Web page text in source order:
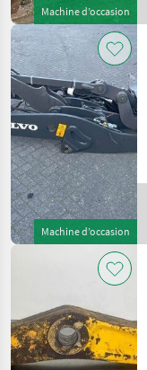
Machine d’occasion
Machine d’occasion